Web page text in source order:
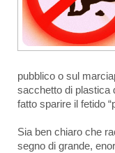
pubblico o sul
sacchetto di plastica
fatto sparire il fetido
Sia ben chiaro che
segno di grande,